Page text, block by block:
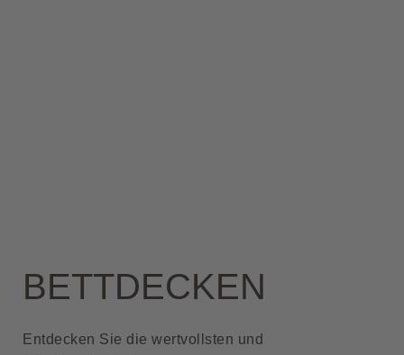
BETTDECKEN
Entdecken Sie die wertvollsten und